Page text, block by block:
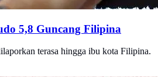
5,8 Guncang Filipina
terasa hingga ibu kota Filipina.